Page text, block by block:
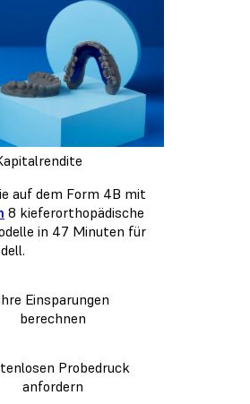
auf dem Form 4B mit
8 kieferorthopädische
in 47 Minuten für
Einsparungen
berechnen
Probedruck
anfordern